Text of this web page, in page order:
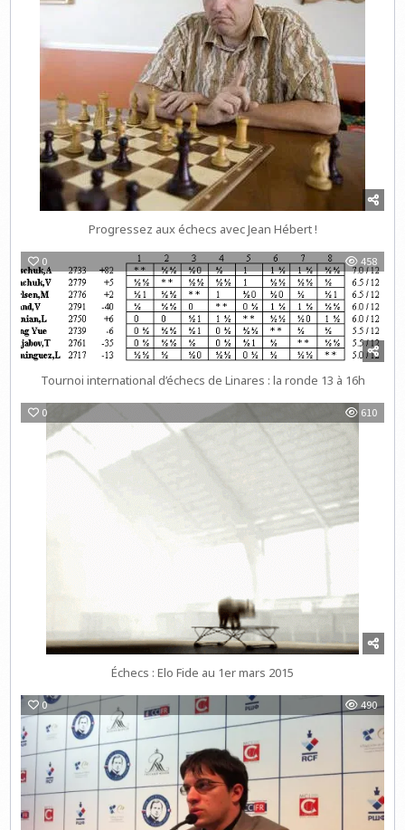
Progressez aux échecs avec Jean Hébert !
0 458
Tournoi international d’échecs de Linares : la ronde 13 à 16h
0 610
Échecs : Elo Fide au 1er mars 2015
0 490